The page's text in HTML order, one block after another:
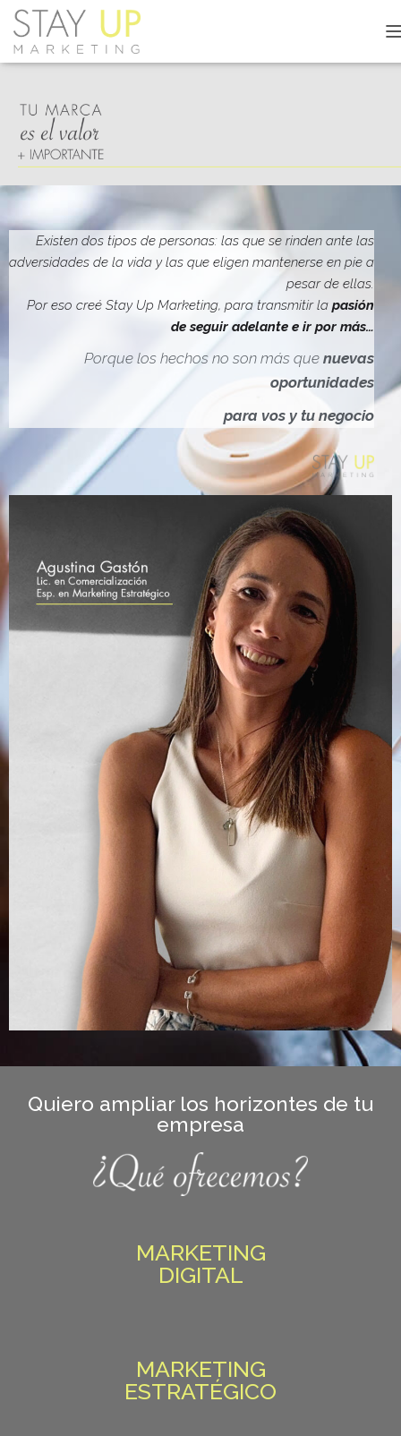
A
M
D
E
N
A
V
G
I
Ó
N
Existen dos tipos de personas: las que se rinden ante las
adversidades de la vida y las que eligen mantenerse en pie a
pesar de ellas.
Por eso creé Stay Up Marketing, para transmitir la pasión
de seguir adelante e ir por más…
Porque los hechos no son más que nuevas
oportunidades
para vos y tu negocio
Quiero ampliar los horizontes de tu
empresa
MARKETING
DIGITAL
MARKETING
ESTRATÉGICO